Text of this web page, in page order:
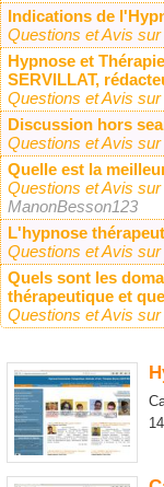
Indications de
Questions et Avis
Hypnose et
SERVILLAT,
Questions et Avis
Discussion hors
Questions et Avis
Quelle est la
Questions et Avis
ManonBesson123
L'hypnose
Questions et Avis
Quels sont les
thérapeutique et
Questions et Avis
14